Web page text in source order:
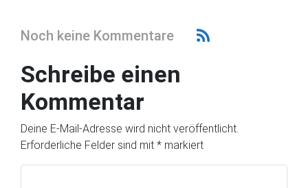
Noch keine Kommentare
Schreibe einen
Kommentar
Deine E-Mail-Adresse wird nicht veröffentlicht.
Erforderliche Felder sind mit * markiert